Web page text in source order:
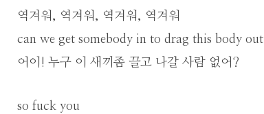
역겨워, 역겨워, 역겨워, 역겨워
can we get somebody in to drag this body out
어이! 누구 이 새끼좀 끌고 나갈 사람 없어?
so fuck you